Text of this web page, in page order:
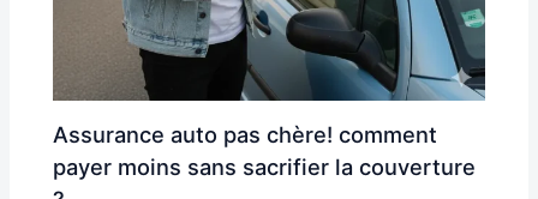
Assurance auto pas chère! comment
payer moins sans sacrifier la couverture